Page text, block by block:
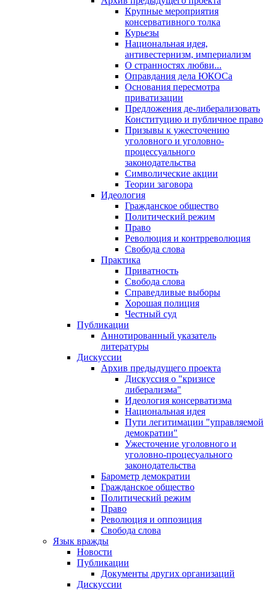
Крупные мероприятия
консервативного толка
Курьезы
Национальная идея,
антивестернизм, империализм
О странностях любви...
Оправдания дела ЮКОСа
Основания пересмотра
приватизации
Предложения де-либерализовать
Конституцию и публичное право
Призывы к ужесточению
уголовного и уголовно-
процессуального
законодательства
Символические акции
Теории заговора
Идеология
Гражданское общество
Политический режим
Право
Революция и контрреволюция
Свобода слова
Практика
Приватность
Свобода слова
Справедливые выборы
Хорошая полиция
Честный суд
Публикации
Аннотированный указатель
литературы
Дискуссии
Архив предыдущего проекта
Дискуссия о "кризисе
либерализма"
Идеология консерватизма
Национальная идея
Пути легитимации "управляемой
демократии"
Ужесточение уголовного и
уголовно-процесуального
законодательства
Барометр демократии
Гражданское общество
Политический режим
Право
Революция и оппозиция
Свобода слова
Язык вражды
Новости
Публикации
Документы других организаций
Дискуссии